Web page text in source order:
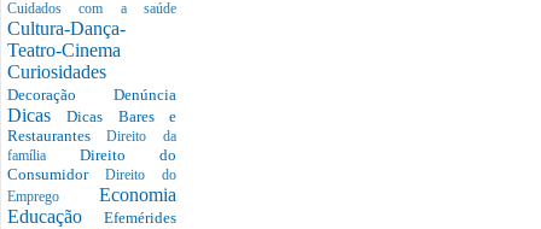
Cuidados com a saúde
Cultura-Dança-
Teatro-Cinema
Curiosidades
Decoração Denúncia
DicasDicas Bares e
RestaurantesDireito da
família Direito do
Consumidor Direito do
Emprego Economia
Educação Efemérides